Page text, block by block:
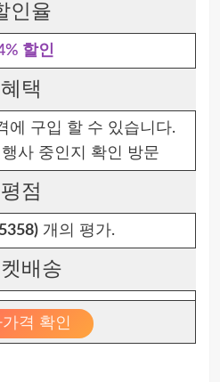
인율
할인
혜택
에 구입 할 수 있습니다.
사 중인지 확인 방문
평점
개의 평가.
배송
격 확인